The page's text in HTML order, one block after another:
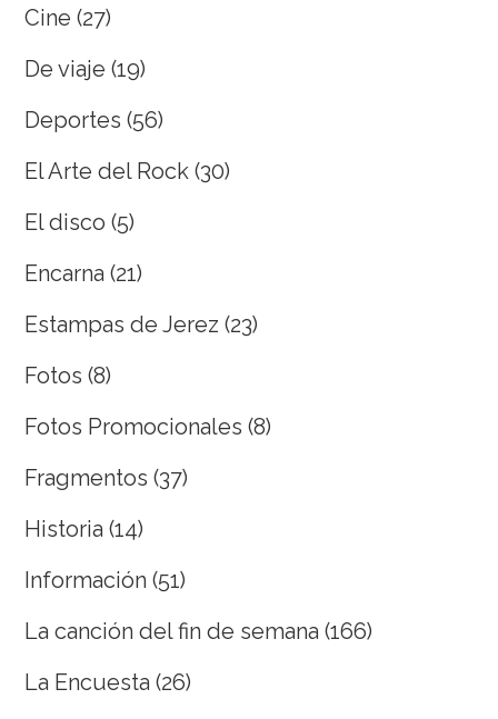
Cine (27)
De viaje (19)
Deportes (56)
El Arte del Rock (30)
El disco (5)
Encarna (21)
Estampas de Jerez (23)
Fotos (8)
Fotos Promocionales (8)
Fragmentos (37)
Historia (14)
Información (51)
La canción del fin de semana (166)
La Encuesta (26)